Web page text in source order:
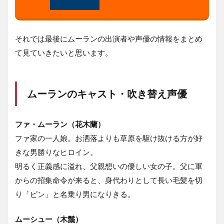
それでは最後にムーランの出演者や声優の情報をまとめ
て見ていきたいと思います。
ムーランのキャスト・吹き替え声優
ファ・ムーラン（花木蘭）
ファ家の一人娘。お洒落よりも草原を駆け抜ける方が好
きな男勝りなヒロイン。
明るく正義感に溢れ、父親想いの優しい女の子。父に軍
からの招集命令が来ると、身代わりとして長い毛髪を切
り「ピン」と名乗り男になりきる。
ムーシュー（木鬚）